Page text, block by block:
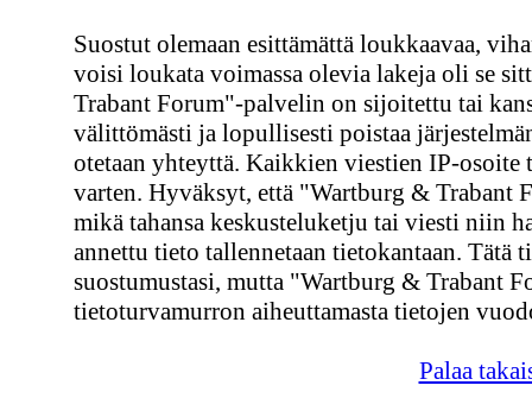
Suostut olemaan esittämättä loukkaavaa,
voisi loukata voimassa olevia lakeja oli se
Trabant Forum"-palvelin on sijoitettu tai
välittömästi ja lopullisesti poistaa
otetaan yhteyttä. Kaikkien viestien IP-osoite
varten. Hyväksyt, että "Wartburg & Trabant
mikä tahansa keskusteluketju tai viesti niin
annettu tieto tallennetaan tietokantaan. Tätä
suostumustasi, mutta "Wartburg & Trabant
tietoturvamurron aiheuttamasta tietojen
Palaa